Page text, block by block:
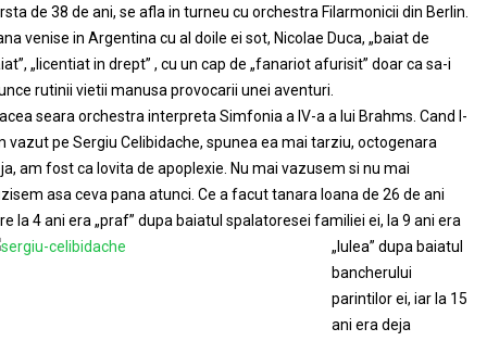
de 38 de ani, se afla in turneu cu orchestra Filarmonicii din Berlin.
venise in Argentina cu al doile ei sot, Nicolae Duca, „baiat de
„licentiat in drept” , cu un cap de „fanariot afurisit” doar ca sa-i
rutinii vietii manusa provocarii unei aventuri.
seara orchestra interpreta Simfonia a IV-a a lui Brahms. Cand l-
vazut pe Sergiu Celibidache, spunea ea mai tarziu, octogenara
am fost ca lovita de apoplexie. Nu mai vazusem si nu mai
asa ceva pana atunci. Ce a facut tanara Ioana de 26 de ani
la 4 ani era „praf” dupa baiatul spalatoresei familiei ei, la 9 ani era
„lulea” dupa baiatul
bancherului
parintilor ei, iar la 15
ani era deja